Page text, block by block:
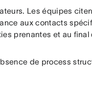
Les équipes
aux contacts
prenantes et au
de process